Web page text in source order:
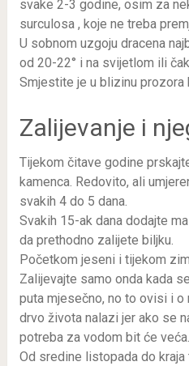
svake 2-3 godine, osim za
surculosa , koje ne treba
U sobnom uzgoju dracena
od 20-22° i na svijetlom ili
Smjestite je u blizinu prozora
Zalijevanje i
Tijekom čitave godine
kamenca. Redovito, ali
svakih 4 do 5 dana.
Svakih 15-ak dana dodajte
da prethodno zalijete biljku.
Početkom jeseni i tijekom
Zalijevajte samo onda kada
puta mjesečno, no to ovisi i o
drvo života nalazi jer ako se
potreba za vodom bit će veća.
Od sredine listopada do kraja